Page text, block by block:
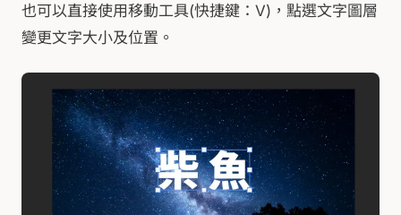
也可以直接使用移動工具(快捷鍵：V)，點選文字圖層
變更文字大小及位置。